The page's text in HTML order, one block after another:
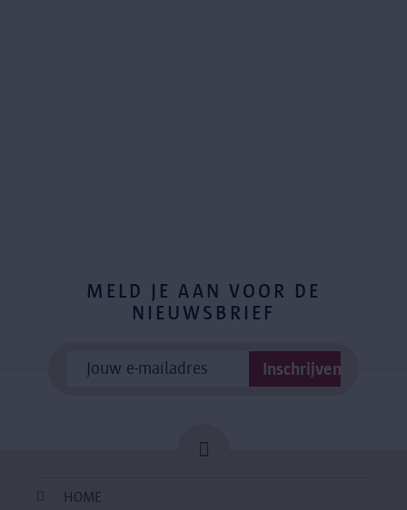
MELD JE AAN VOOR DE
NIEUWSBRIEF
HOME